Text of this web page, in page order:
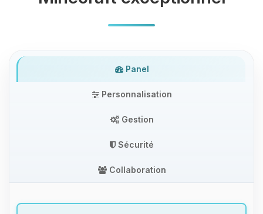
Panel
Personnalisation
Gestion
Sécurité
Collaboration